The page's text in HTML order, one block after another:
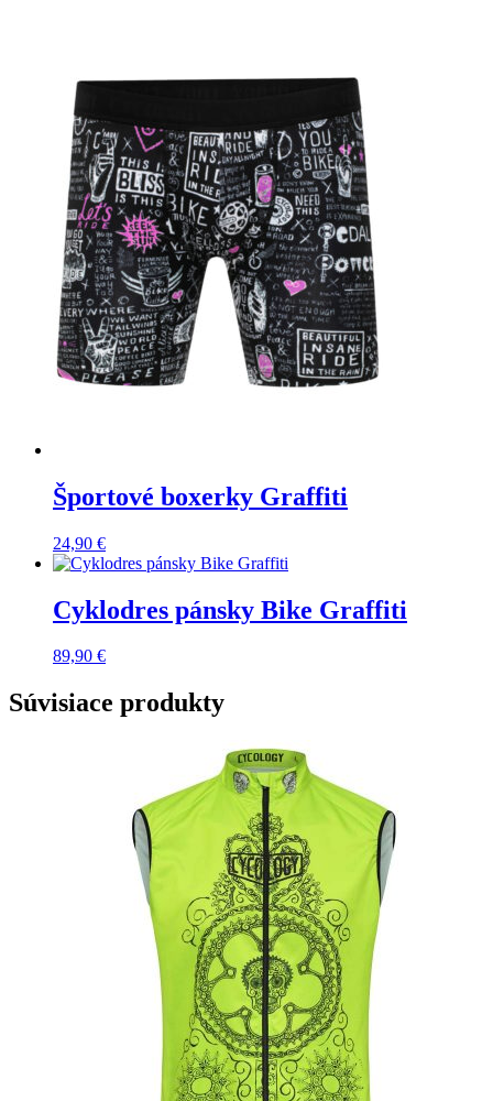
Športové boxerky Graffiti
24,90 €
Cyklodres pánsky Bike Graffiti
89,90 €
Súvisiace produkty